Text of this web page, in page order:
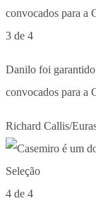
3 de 4
Danilo foi
convocados para a
Richard Callis/
4 de 4